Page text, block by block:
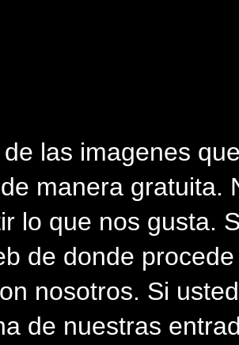
las imagenes
manera gratuita.
lo que nos gusta.
de donde
nosotros. Si
de nuestras